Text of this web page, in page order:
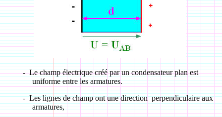
- Le champ électrique créé par un condensateur plan est
uniforme entre les armatures.
- Les lignes de champ ont une direction perpendiculaire aux
armatures,